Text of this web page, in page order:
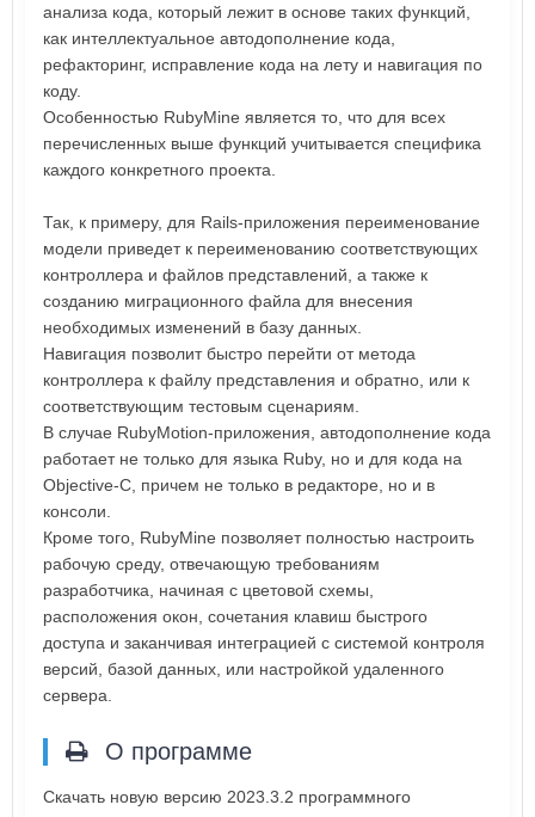
анализа кода, который лежит в основе таких функций,
как интеллектуальное автодополнение кода,
рефакторинг, исправление кода на лету и навигация по
коду.
Особенностью RubyMine является то, что для всех
перечисленных выше функций учитывается специфика
каждого конкретного проекта.
Так, к примеру, для Rails-приложения переименование
модели приведет к переименованию соответствующих
контроллера и файлов представлений, а также к
созданию миграционного файла для внесения
необходимых изменений в базу данных.
Навигация позволит быстро перейти от метода
контроллера к файлу представления и обратно, или к
соответствующим тестовым сценариям.
В случае RubyMotion-приложения, автодополнение кода
работает не только для языка Ruby, но и для кода на
Objective-C, причем не только в редакторе, но и в
консоли.
Кроме того, RubyMine позволяет полностью настроить
рабочую среду, отвечающую требованиям
разработчика, начиная с цветовой схемы,
расположения окон, сочетания клавиш быстрого
доступа и заканчивая интеграцией с системой контроля
версий, базой данных, или настройкой удаленного
сервера.
О программе
Скачать новую версию 2023.3.2 программного